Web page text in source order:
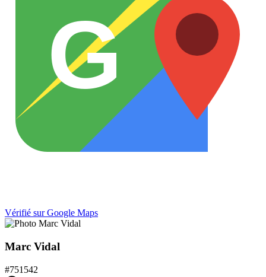
G
Vérifié sur Google Maps
Marc Vidal
#751542